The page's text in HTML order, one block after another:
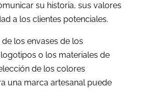
su historia, sus valores
a los clientes potenciales.
de los envases de los
o los materiales de
de los colores
una marca artesanal puede